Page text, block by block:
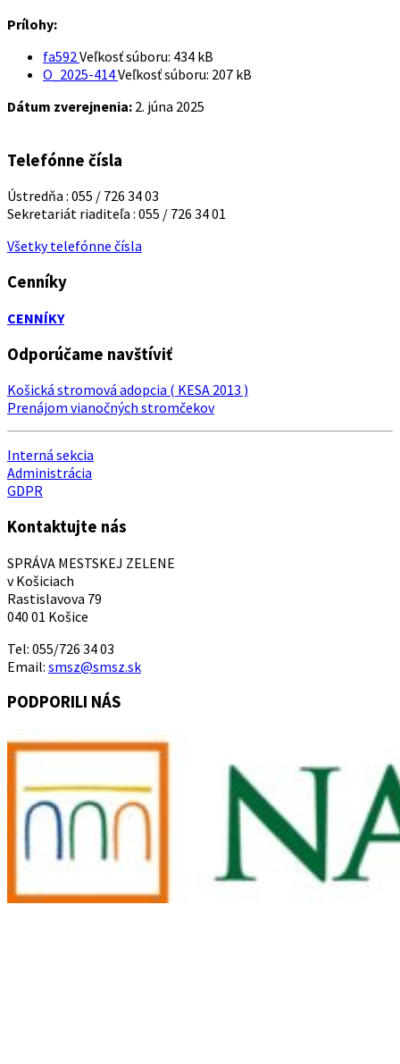
Prílohy:
fa592Veľkosť súboru: 434 kB
O_2025-414Veľkosť súboru: 207 kB
Dátum zverejnenia: 2. júna 2025
Telefónne čísla
Ústredňa : 055 / 726 34 03
Sekretariát riaditeľa : 055 / 726 34 01
Všetky telefónne čísla
Cenníky
CENNÍKY
Odporúčame navštíviť
Košická stromová adopcia ( KESA 2013 )
Prenájom vianočných stromčekov
Interná sekcia
Administrácia
GDPR
Kontaktujte nás
SPRÁVA MESTSKEJ ZELENE
v Košiciach
Rastislavova 79
040 01 Košice
Tel: 055/726 34 03
Email: smsz@smsz.sk
PODPORILI NÁS